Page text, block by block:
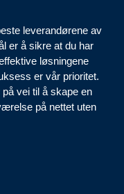
leverandørene av
er å sikre at du har
løsningene
er vår prioritet.
vei til å skape en
på nettet uten